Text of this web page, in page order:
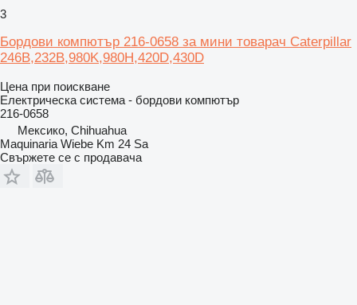
3
Бордови компютър 216-0658 за мини товарач Caterpillar
246B,232B,980K,980H,420D,430D
Цена при поискване
Електрическа система - бордови компютър
216-0658
Мексико, Chihuahua
Maquinaria Wiebe Km 24 Sa
Свържете се с продавача